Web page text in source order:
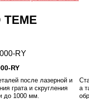
ТЕМЕ
RY
после лазерной и
грата и скругления
до 1000 мм.
а